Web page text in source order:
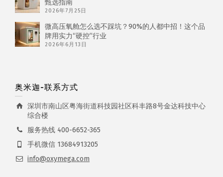
甄选指南
2026年7月25日
微高压氧舱怎么选不踩坑？90%的人都中招！这个品
牌用实力“硬控”行业
2026年6月13日
奥米迦-联系方式
深圳市南山区粤海街道科技园社区科丰路8号金达科技中心
综合楼
服务热线 400-6652-365
手机微信 13684913205
info@oxymega.com